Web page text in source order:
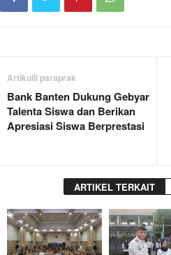
Artikulli paraprak
Bank Banten Dukung Gebyar
Talenta Siswa dan Berikan
Apresiasi Siswa Berprestasi
ARTIKEL TERKAIT